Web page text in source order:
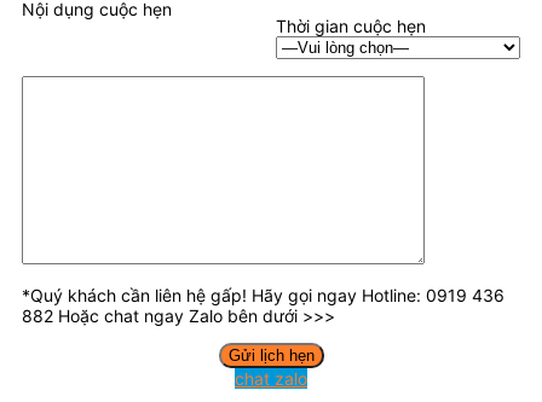
Thời gian cuộc hẹn
Nội dụng cuộc hẹn
*Quý khách cần liên hệ gấp! Hãy gọi ngay Hotline: 0919 436
882 Hoặc chat ngay Zalo bên dưới >>>
chat zalo